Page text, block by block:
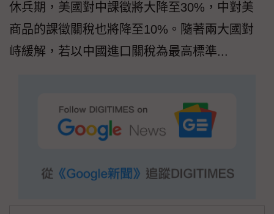
休兵期，美國對中課徵將大降至30%，中對美
商品的課徵關稅也將降至10%。隨著兩大國對
峙緩解，若以中國進口關稅為最高標準...